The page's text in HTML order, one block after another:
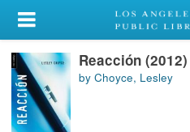
My Account
Library Card
Sign In
Reacción (2012)
by Choyce, Lesley